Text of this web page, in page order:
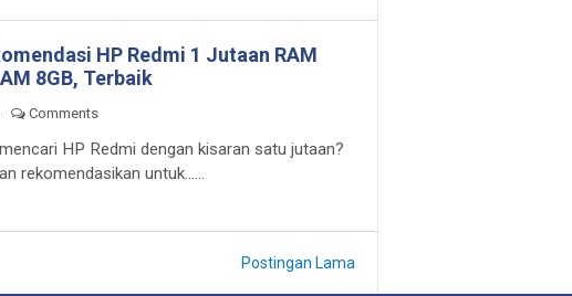
HP Redmi 1 Jutaan RAM
8GB, Terbaik
Comments
HP Redmi dengan kisaran satu jutaan?
rekomendasikan untuk......
Postingan Lama